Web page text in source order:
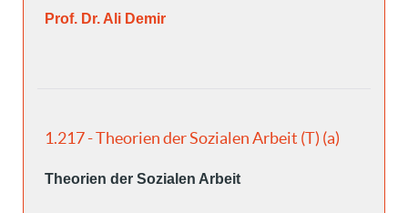
Prof. Dr. Ali Demir
1.217 - Theorien der Sozialen Arbeit (T) (a)
Theorien der Sozialen Arbeit